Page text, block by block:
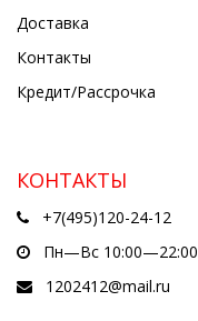
Доставка
Контакты
Кредит/Рассрочка
КОНТАКТЫ
+7(495)120-24-12
Пн—Вс 10:00—22:00
1202412@mail.ru